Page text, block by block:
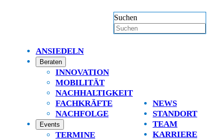
Suchen
ANSIEDELN
Beraten
INNOVATION
MOBILITÄT
NACHHALTIGKEIT
FACHKRÄFTE
NACHFOLGE
Events
TERMINE
NEWS
STANDORT
TEAM
KARRIERE